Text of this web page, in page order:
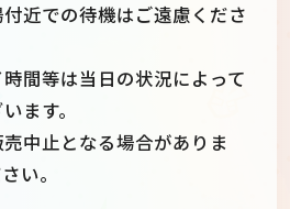
近での待機はご遠慮くださ
間等は当日の状況によって
ます。
中止となる場合がありま
い。